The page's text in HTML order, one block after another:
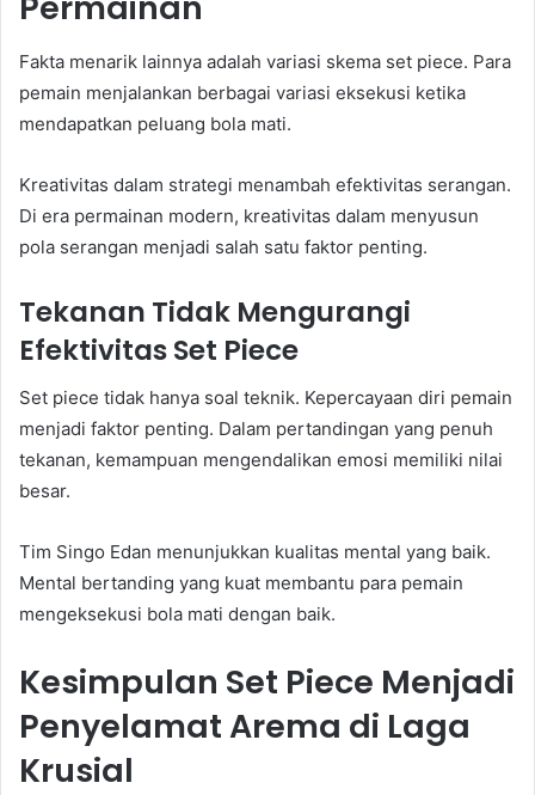
Fakta menarik lainnya adalah variasi skema set piece. Para
pemain menjalankan berbagai variasi eksekusi ketika
mendapatkan peluang bola mati.
Kreativitas dalam strategi menambah efektivitas serangan.
Di era permainan modern, kreativitas dalam menyusun
pola serangan menjadi salah satu faktor penting.
Tekanan Tidak Mengurangi
Efektivitas Set Piece
Set piece tidak hanya soal teknik. Kepercayaan diri pemain
menjadi faktor penting. Dalam pertandingan yang penuh
tekanan, kemampuan mengendalikan emosi memiliki nilai
besar.
Tim Singo Edan menunjukkan kualitas mental yang baik.
Mental bertanding yang kuat membantu para pemain
mengeksekusi bola mati dengan baik.
Kesimpulan Set Piece Menjadi
Penyelamat Arema di Laga
Krusial